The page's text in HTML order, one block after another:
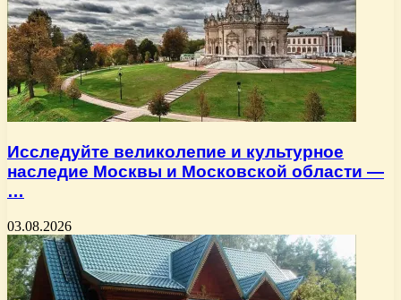
Исследуйте великолепие и культурное
наследие Москвы и Московской области —
…
03.08.2026